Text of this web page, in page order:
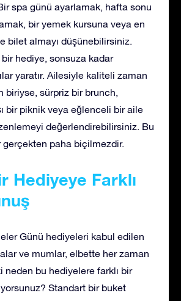
spa günü ayarlamak, hafta sonu
bir yemek kursuna veya en
bilet almayı düşünebilirsiniz.
bir hediye, sonsuza kadar
yaratır. Ailesiyle kaliteli zaman
biriyse, sürpriz bir brunch,
bir piknik veya eğlenceli bir aile
değerlendirebilirsiniz. Bu
gerçekten paha biçilmezdir.
Hediyeye Farklı
Günü hediyeleri kabul edilen
ve mumlar, elbette her zaman
neden bu hediyelere farklı bir
Standart bir buket